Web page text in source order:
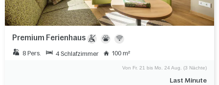
Premium Ferienhaus
8 Pers. 4 Schlafzimmer 100 m²
Last Minute
Von Fr. 21 bis Mo. 24 Aug. (3 Nächte)